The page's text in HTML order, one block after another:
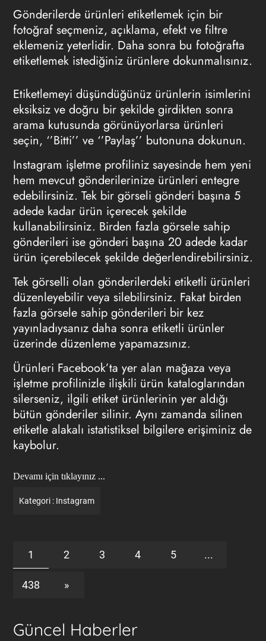
Gönderilerde ürünleri etiketlemek için bir
fotoğraf seçmeniz, açıklama, efekt ve filtre
eklemeniz yeterlidir. Daha sonra bu fotoğrafta
etiketlemek istediğiniz ürünlere dokunmalısınız.
Etiketlemeyi düşündüğünüz ürünlerin isimlerini
eksiksiz ve doğru bir şekilde girdikten sonra
arama kutusunda görünüyorlarsa ürünleri
seçin, ‘’Bitti’’ ve ‘’Paylaş’’ butonuna dokunun.
Instagram işletme profiliniz sayesinde hem yeni
hem mevcut gönderilerinize ürünleri entegre
edebilirsiniz. Tek bir görseli gönderi başına 5
adede kadar ürün içerecek şekilde
kullanabilirsiniz. Birden fazla görsele sahip
gönderileri ise gönderi başına 20 adede kadar
ürün içerebilecek şekilde değerlendirebilirsiniz.
Tek görselli olan gönderilerdeki etiketli ürünleri
düzenleyebilir veya silebilirsiniz. Fakat birden
fazla görsele sahip gönderileri bir kez
yayınladıysanız daha sonra etiketli ürünler
üzerinde düzenleme yapamazsınız.
Ürünleri Facebook’ta yer alan mağaza veya
işletme profilinizle ilişkili ürün kataloglarından
silerseniz, ilgili etiket ürünlerinin yer aldığı
bütün gönderiler silinir. Aynı zamanda silinen
etiketle alakalı istatistiksel bilgilere erişiminiz de
kaybolur.
Devamı için tıklayınız ...
Kategori : Instagram
1 2 3 4 5 ...
438 »
Güncel Haberler